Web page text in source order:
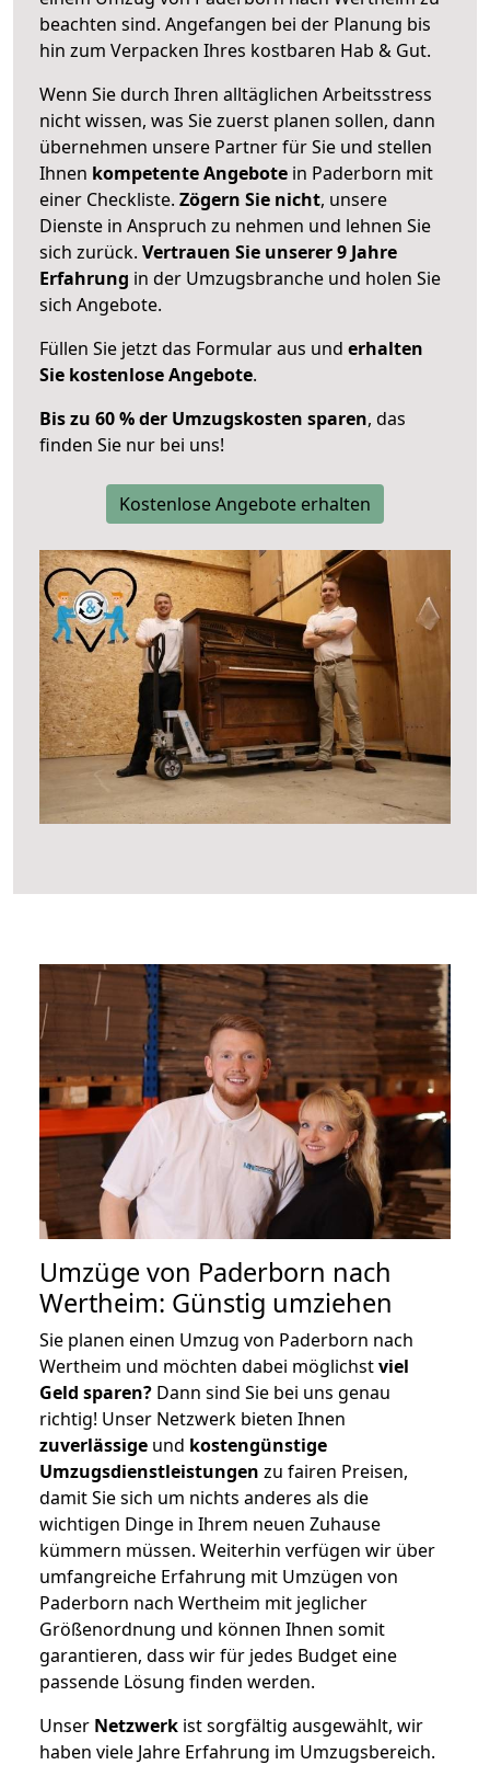
beachten sind. Angefangen bei der Planung bis
hin zum Verpacken Ihres kostbaren Hab & Gut.
Wenn Sie durch Ihren alltäglichen Arbeitsstress
nicht wissen, was Sie zuerst planen sollen, dann
übernehmen unsere Partner für Sie und stellen
Ihnen kompetente Angebote in Paderborn mit
einer Checkliste. Zögern Sie nicht, unsere
Dienste in Anspruch zu nehmen und lehnen Sie
sich zurück. Vertrauen Sie unserer 9 Jahre
Erfahrung in der Umzugsbranche und holen Sie
sich Angebote.
Füllen Sie jetzt das Formular aus und erhalten
Sie kostenlose Angebote.
Bis zu 60 % der Umzugskosten sparen, das
finden Sie nur bei uns!
Kostenlose Angebote erhalten
Umzüge von Paderborn nach
Wertheim: Günstig umziehen
Sie planen einen Umzug von Paderborn nach
Wertheim und möchten dabei möglichstviel
Geld sparen? Dann sind Sie bei uns genau
richtig! Unser Netzwerk bieten Ihnen
zuverlässige und kostengünstige
Umzugsdienstleistungen zu fairen Preisen,
damit Sie sich um nichts anderes als die
wichtigen Dinge in Ihrem neuen Zuhause
kümmern müssen. Weiterhin verfügen wir über
umfangreiche Erfahrung mit Umzügen von
Paderborn nach Wertheim mit jeglicher
Größenordnung und können Ihnen somit
garantieren, dass wir für jedes Budget eine
passende Lösung finden werden.
Unser Netzwerk ist sorgfältig ausgewählt, wir
haben viele Jahre Erfahrung im Umzugsbereich.